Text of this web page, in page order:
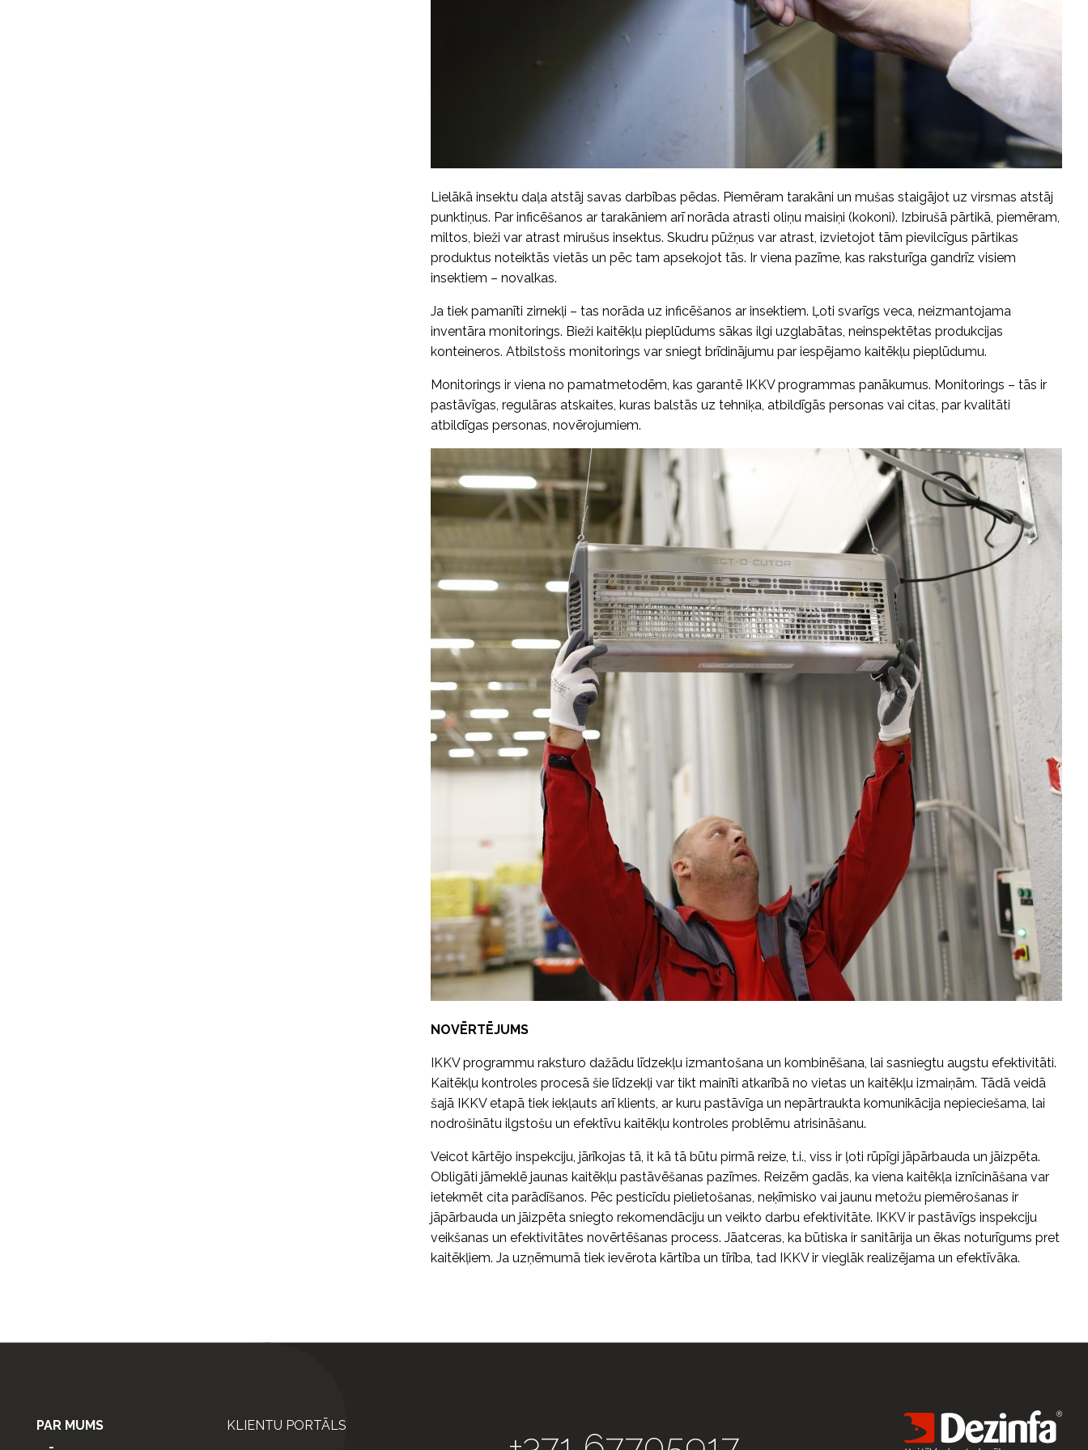
Lielākā insektu daļa atstāj savas darbības pēdas. Piemēram tarakāni un mušas staigājot uz virsmas atstāj
punktiņus. Par inficēšanos ar tarakāniem arī norāda atrasti oliņu maisiņi (kokoni). Izbirušā pārtikā, piemēram,
miltos, bieži var atrast mirušus insektus. Skudru pūžņus var atrast, izvietojot tām pievilcīgus pārtikas
produktus noteiktās vietās un pēc tam apsekojot tās. Ir viena pazīme, kas raksturīga gandrīz visiem
insektiem – novalkas.
Ja tiek pamanīti zirnekļi – tas norāda uz inficēšanos ar insektiem. Ļoti svarīgs veca, neizmantojama
inventāra monitorings. Bieži kaitēkļu pieplūdums sākas ilgi uzglabātas, neinspektētas produkcijas
konteineros. Atbilstošs monitorings var sniegt brīdinājumu par iespējamo kaitēkļu pieplūdumu.
Monitorings ir viena no pamatmetodēm, kas garantē IKKV programmas panākumus. Monitorings – tās ir
pastāvīgas, regulāras atskaites, kuras balstās uz tehniķa, atbildīgās personas vai citas, par kvalitāti
atbildīgas personas, novērojumiem.
NOVĒRTĒJUMS
IKKV programmu raksturo dažādu līdzekļu izmantošana un kombinēšana, lai sasniegtu augstu efektivitāti.
Kaitēkļu kontroles procesā šie līdzekļi var tikt mainīti atkarībā no vietas un kaitēkļu izmaiņām. Tādā veidā
šajā IKKV etapā tiek iekļauts arī klients, ar kuru pastāvīga un nepārtraukta komunikācija nepieciešama, lai
nodrošinātu ilgstošu un efektīvu kaitēkļu kontroles problēmu atrisināšanu.
Veicot kārtējo inspekciju, jārīkojas tā, it kā tā būtu pirmā reize, t.i., viss ir ļoti rūpīgi jāpārbauda un jāizpēta.
Obligāti jāmeklē jaunas kaitēkļu pastāvēšanas pazīmes. Reizēm gadās, ka viena kaitēkļa iznīcināšana var
ietekmēt cita parādīšanos. Pēc pesticīdu pielietošanas, neķīmisko vai jaunu metožu piemērošanas ir
jāpārbauda un jāizpēta sniegto rekomendāciju un veikto darbu efektivitāte. IKKV ir pastāvīgs inspekciju
veikšanas un efektivitātes novērtēšanas process. Jāatceras, ka būtiska ir sanitārija un ēkas noturīgums pret
kaitēkļiem. Ja uzņēmumā tiek ievērota kārtība un tīrība, tad IKKV ir vieglāk realizējama un efektīvāka.
PAR MUMS
KLIENTU PORTĀLS